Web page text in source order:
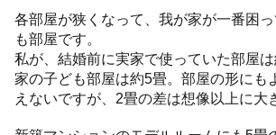
各部屋が狭くなって、我が家が一番困
も部屋です。
私が、結婚前に実家で使っていた部屋
家の子ども部屋は約5畳。部屋の形にも
えないですが、2畳の差は想像以上に大